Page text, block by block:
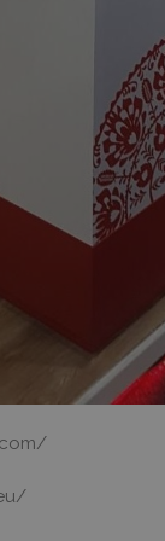
sbjs_first
_ga_V01G6FCEWG
sbjs_migrations
_ttp